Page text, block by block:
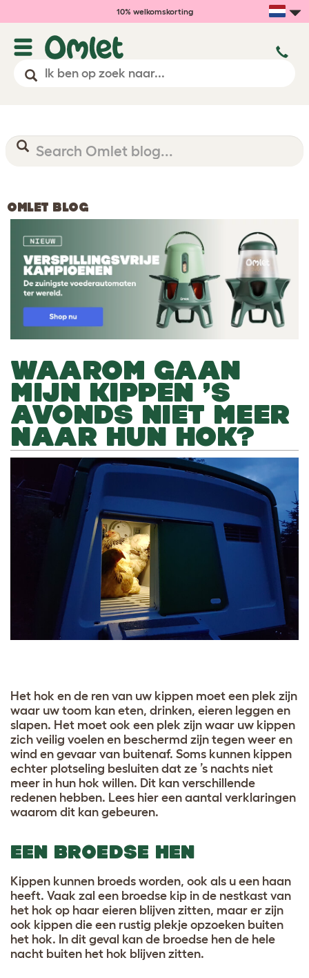
10% welkomskorting
OMLET BLOG
WAAROM GAAN
MIJN KIPPEN ’S
AVONDS NIET MEER
NAAR HUN HOK?
Het hok en de ren van uw kippen moet een plek zijn
waar uw toom kan eten, drinken, eieren leggen en
slapen. Het moet ook een plek zijn waar uw kippen
zich veilig voelen en beschermd zijn tegen weer en
wind en gevaar van buitenaf. Soms kunnen kippen
echter plotseling besluiten dat ze ’s nachts niet
meer in hun hok willen. Dit kan verschillende
redenen hebben. Lees hier een aantal verklaringen
waarom dit kan gebeuren.
EEN BROEDSE HEN
Kippen kunnen broeds worden, ook als u een haan
heeft. Vaak zal een broedse kip in de nestkast van
het hok op haar eieren blijven zitten, maar er zijn
ook kippen die een rustig plekje opzoeken buiten
het hok. In dit geval kan de broedse hen de hele
nacht buiten het hok blijven zitten.